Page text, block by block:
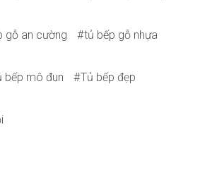
gỗ an cường tủ bếp gỗ nhựa
bếp mô đun Tủ bếp đẹp